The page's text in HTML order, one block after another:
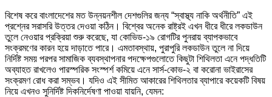
বিশেষ করে বাংলাদেশের মত উন্নয়নশীল দেশগুলির জন্য “স্বাস্থ্য নাকি অর্থনীতি” এই
প্রশ্নের সরাসরি উত্তর দেওয়া কঠিন। বিশ্বের অনেক রাষ্ট্রই এখন ধীরে ধীরে লকডাউন
তুলে নেওয়ার প্রক্রিয়া শুরু করেছে, যা কোভিড-১৯ রোগটির পুনরায় ব্যাপকভাবে
সংক্রমণের কারন হয়ে দাড়াতে পারে। এমতাবস্থায়, পুরাপুরি লকডাউন তুলে না দিয়ে
নির্দিষ্ট সময় পরপর সামাজিক ব্যবস্থাপনার পদক্ষেপগুলোতে কিছুটা শিথিলতা এনে পদ্ধতিটি
অব্যাহত রাখলেও পারস্পরিক সংস্পর্শ কমিয়ে এনে সার্স-কোভ-২ বা করোনা ভাইরাসের
সংক্রমণ রোধ করা সম্ভব। যদিও এই সীমিত আকারের শিথিলতার ব্যাপারে কয়েকটি বিষয়
নিয়ে এখনও সুনির্দিষ্ট দিকনির্দেষণা পাওয়া যায়নি, যেমন: